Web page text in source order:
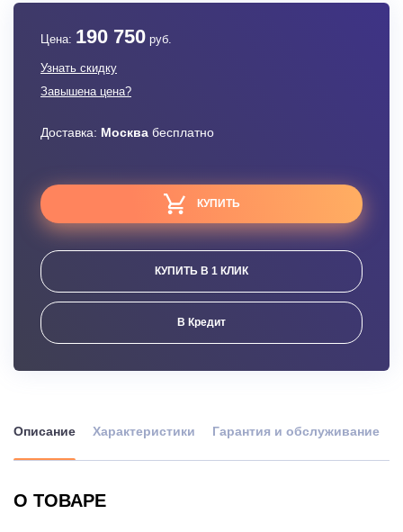
Цена: 190 750 руб.
Узнать скидку
Завышена цена?
Доставка: Москва бесплатно
КУПИТЬ
КУПИТЬ В 1 КЛИК
В Кредит
Описание Характеристики Гарантия и обслуживание
О ТОВАРЕ